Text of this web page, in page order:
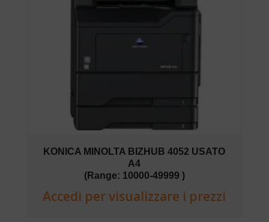
KONICA MINOLTA BIZHUB 4052 USATO
A4
(Range: 10000-49999 )
Accedi per visualizzare i prezzi